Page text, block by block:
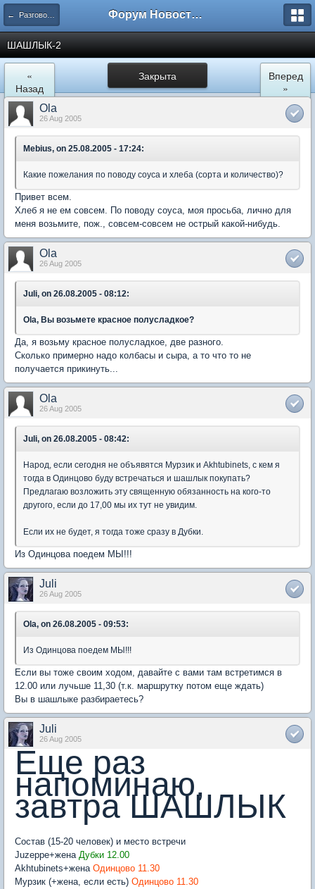
← Разговоры обо всем Форум Новостройки
ШАШЛЫК-2
Закрыта
«
Назад
Вперед
»
Ola
26 Aug 2005
Mebius, on 25.08.2005 - 17:24:
Какие пожелания по поводу соуса и хлеба (сорта и количество)?
Привет всем.
Хлеб я не ем совсем. По поводу соуса, моя просьба, лично для
меня возьмите, пож., совсем-совсем не острый какой-нибудь.
Ola
26 Aug 2005
Juli, on 26.08.2005 - 08:12:
Ola, Вы возьмете красное полусладкое?
Да, я возьму красное полусладкое, две разного.
Сколько примерно надо колбасы и сыра, а то что то не
получается прикинуть...
Ola
26 Aug 2005
Juli, on 26.08.2005 - 08:42:
Народ, если сегодня не объявятся Мурзик и Akhtubinets, с кем я
тогда в Одинцово буду встречаться и шашлык покупать?
Предлагаю возложить эту священную обязанность на кого-то
другого, если до 17,00 мы их тут не увидим.
Если их не будет, я тогда тоже сразу в Дубки.
Из Одинцова поедем МЫ!!!
Juli
26 Aug 2005
Ola, on 26.08.2005 - 09:53:
Из Одинцова поедем МЫ!!!
Если вы тоже своим ходом, давайте с вами там встретимся в
12.00 или лучьше 11,30 (т.к. маршрутку потом еще ждать)
Вы в шашлыке разбираетесь?
Juli
26 Aug 2005
Еще раз
напоминаю,
завтра ШАШЛЫК
Состав (15-20 человек) и место встречи
Juzeppe+жена Дубки 12.00
Akhtubinets+жена Одинцово 11.30
Мурзик (+жена, если есть) Одинцово 11.30